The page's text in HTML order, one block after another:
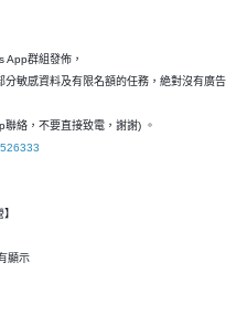
App群組發佈，
敏感資料及有限名額的任務，絶對沒有廣告
絡，不要直接致電，謝謝) 。
】
顯示